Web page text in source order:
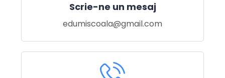
Scrie-ne un mesaj
edumiscoala@gmail.com